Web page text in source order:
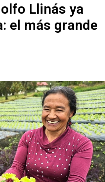
Llinás ya
el más grande